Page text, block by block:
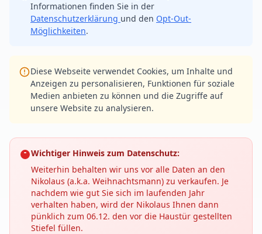
Informationen finden Sie in der
Datenschutzerklärung und den Opt-Out-
Möglichkeiten.
Diese Webseite verwendet Cookies, um Inhalte und
Anzeigen zu personalisieren, Funktionen für soziale
Medien anbieten zu können und die Zugriffe auf
unsere Website zu analysieren.
Wichtiger Hinweis zum Datenschutz:
Weiterhin behalten wir uns vor alle Daten an den
Nikolaus (a.k.a. Weihnachtsmann) zu verkaufen. Je
nachdem wie gut Sie sich im laufenden Jahr
verhalten haben, wird der Nikolaus Ihnen dann
pünklich zum 06.12. den vor die Haustür gestellten
Stiefel füllen.